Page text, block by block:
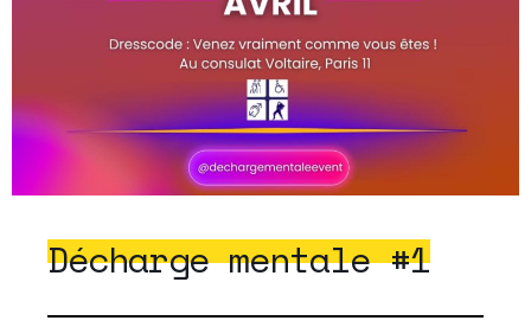
Décharge mentale #1